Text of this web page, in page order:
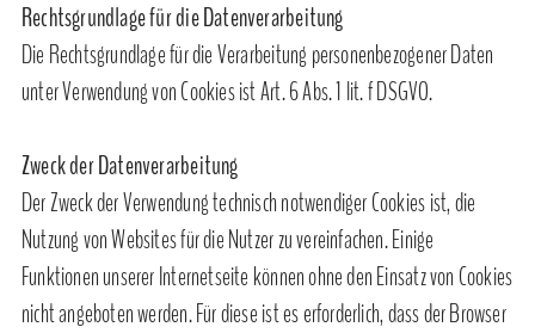
Rechtsgrundlage für die Datenverarbeitung
Die Rechtsgrundlage für die Verarbeitung personenbezogener Daten
unter Verwendung von Cookies ist Art. 6 Abs. 1 lit. f DSGVO.
Zweck der Datenverarbeitung
Der Zweck der Verwendung technisch notwendiger Cookies ist, die
Nutzung von Websites für die Nutzer zu vereinfachen. Einige
Funktionen unserer Internetseite können ohne den Einsatz von Cookies
nicht angeboten werden. Für diese ist es erforderlich, dass der Browser